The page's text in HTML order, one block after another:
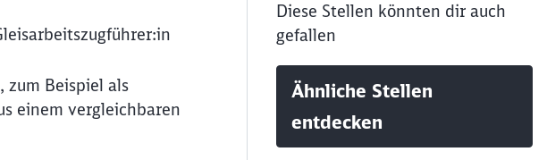
zum Beispiel als
einem vergleichbaren
Diese Stellen könnten dir auch
gefallen
Ähnliche Stellen
entdecken